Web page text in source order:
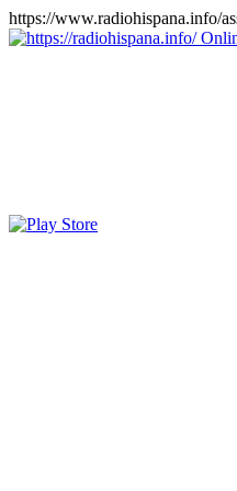
https://www.radiohispana.info/